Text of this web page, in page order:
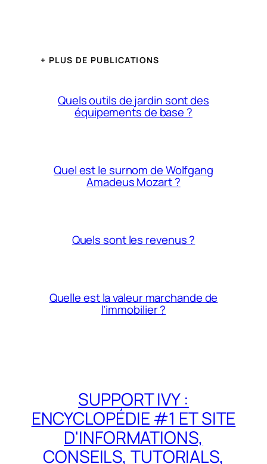
+ PLUS DE PUBLICATIONS
Quels outils de jardin sont des
équipements de base ?
Quel est le surnom de Wolfgang
Amadeus Mozart ?
Quels sont les revenus ?
Quelle est la valeur marchande de
l’immobilier ?
SUPPORT IVY :
ENCYCLOPÉDIE #1 ET SITE
D'INFORMATIONS,
CONSEILS, TUTORIALS,